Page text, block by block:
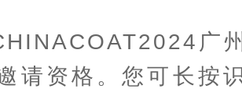
广
请资格。您可长按